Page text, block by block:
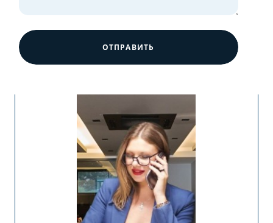
ОТПРАВИТЬ